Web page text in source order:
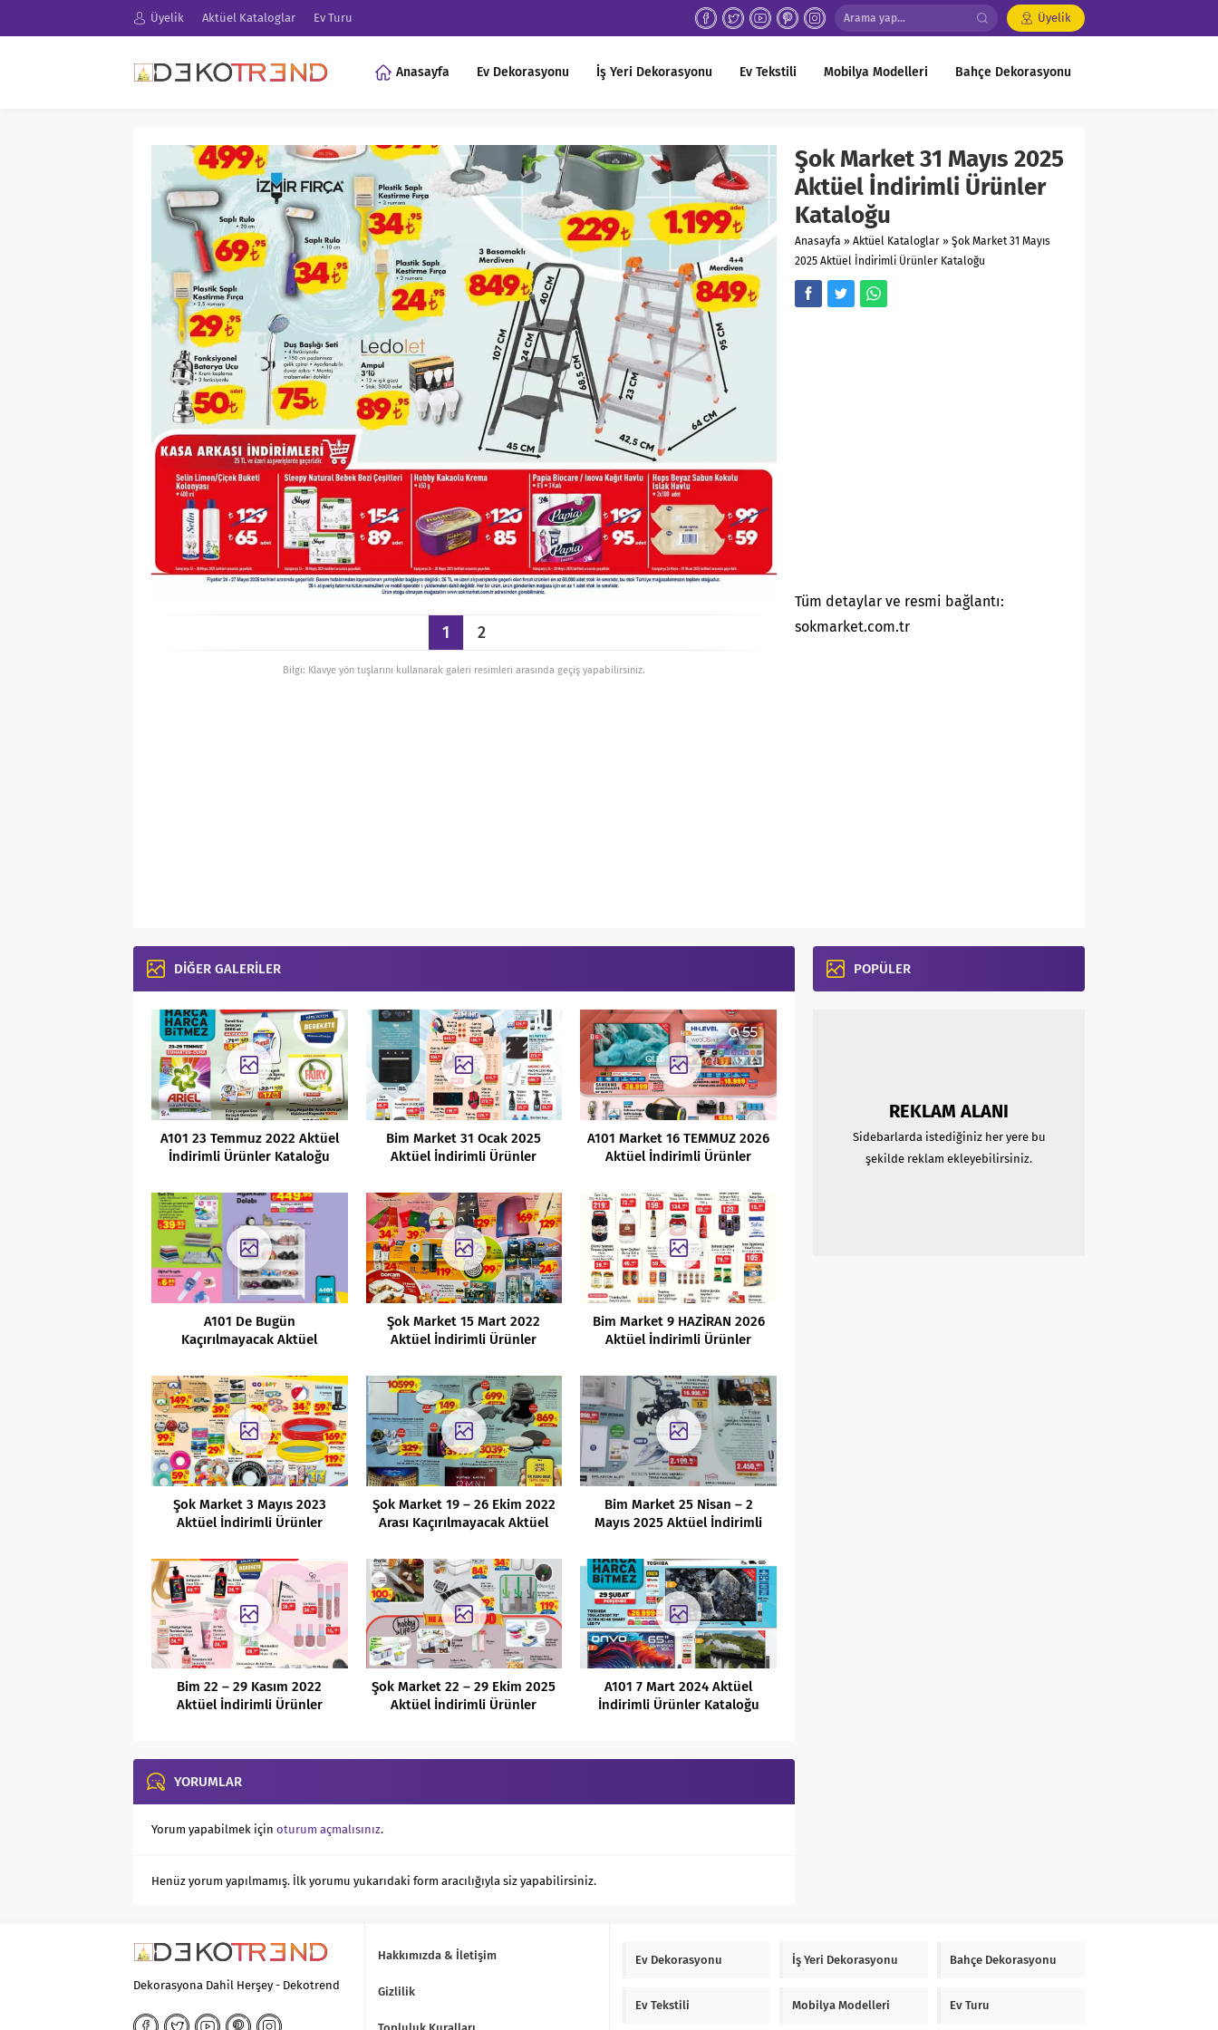
Üyelik Aktüel Kataloglar Ev Turu Üyelik
Anasayfa Ev Dekorasyonu İş Yeri Dekorasyonu Ev Tekstili Mobilya Modelleri Bahçe Dekorasyonu
1 2
Bilgi: Klavye yön tuşlarını kullanarak galeri resimleri arasında geçiş yapabilirsiniz.
Şok Market 31 Mayıs 2025
Aktüel İndirimli Ürünler
Kataloğu
Anasayfa » Aktüel Kataloglar » Şok Market 31 Mayıs
2025 Aktüel İndirimli Ürünler Kataloğu
Tüm detaylar ve resmi bağlantı:
sokmarket.com.tr
DİĞER GALERİLER
A101 23 Temmuz 2022 Aktüel
İndirimli Ürünler Kataloğu
Bim Market 31 Ocak 2025
Aktüel İndirimli Ürünler
A101 Market 16 TEMMUZ 2026
Aktüel İndirimli Ürünler
A101 De Bugün
Kaçırılmayacak Aktüel
Şok Market 15 Mart 2022
Aktüel İndirimli Ürünler
Bim Market 9 HAZİRAN 2026
Aktüel İndirimli Ürünler
Şok Market 3 Mayıs 2023
Aktüel İndirimli Ürünler
Şok Market 19 – 26 Ekim 2022
Arası Kaçırılmayacak Aktüel
Bim Market 25 Nisan – 2
Mayıs 2025 Aktüel İndirimli
Bim 22 – 29 Kasım 2022
Aktüel İndirimli Ürünler
Şok Market 22 – 29 Ekim 2025
Aktüel İndirimli Ürünler
A101 7 Mart 2024 Aktüel
İndirimli Ürünler Kataloğu
YORUMLAR
Yorum yapabilmek için oturum açmalısınız.
Henüz yorum yapılmamış. İlk yorumu yukarıdaki form aracılığıyla siz yapabilirsiniz.
POPÜLER
REKLAM ALANI
Sidebarlarda istediğiniz her yere bu
şekilde reklam ekleyebilirsiniz.
Dekorasyona Dahil Herşey - Dekotrend
Hakkımızda & İletişim
Gizlilik
Ev Dekorasyonu İş Yeri Dekorasyonu Bahçe Dekorasyonu
Ev Tekstili Mobilya Modelleri Ev Turu